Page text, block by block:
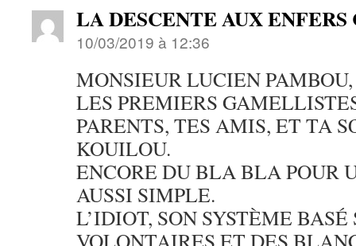
LA DESCENTE AUX
10/03/2019 à 12:36
MONSIEUR LUCIEN PAMBOU,
LES PREMIERS
PARENTS, TES AMIS, ET TA
KOUILOU.
ENCORE DU BLA BLA POUR
AUSSI SIMPLE.
L’IDIOT, SON SYSTÈME
VOLONTAIRES ET DES